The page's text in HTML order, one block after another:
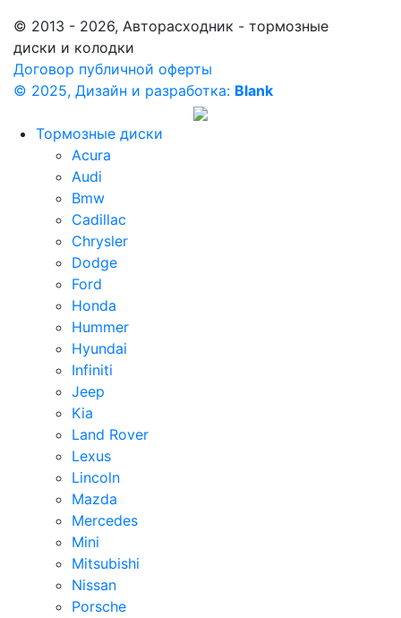
© 2013 - 2026, Авторасходник - тормозные
диски и колодки
Договор публичной оферты
© 2025, Дизайн и разработка: Blank
Тормозные диски
Acura
Audi
Bmw
Cadillac
Chrysler
Dodge
Ford
Honda
Hummer
Hyundai
Infiniti
Jeep
Kia
Land Rover
Lexus
Lincoln
Mazda
Mercedes
Mini
Mitsubishi
Nissan
Porsche